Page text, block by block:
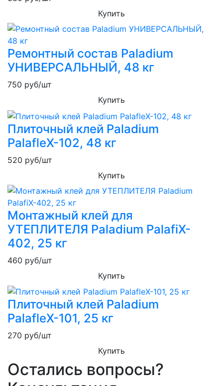
Купить
Ремонтный состав Paladium
УНИВЕРСАЛЬНЫЙ, 48 кг
750 руб/шт
Купить
Плиточный клей Paladium
PalafleХ-102, 48 кг
520 руб/шт
Купить
Монтажный клей для
УТЕПЛИТЕЛЯ Paladium PalafiX-
402, 25 кг
460 руб/шт
Купить
Плиточный клей Paladium
PalafleХ-101, 25 кг
270 руб/шт
Купить
Остались вопросы?